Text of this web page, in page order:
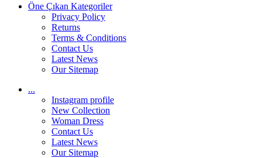
Öne Çıkan Kategoriler
Privacy Policy
Returns
Terms & Conditions
Contact Us
Latest News
Our Sitemap
...
Instagram profile
New Collection
Woman Dress
Contact Us
Latest News
Our Sitemap